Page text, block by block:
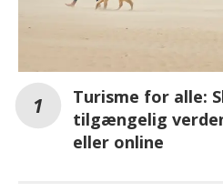
Turisme for alle:
tilgængelig
eller online